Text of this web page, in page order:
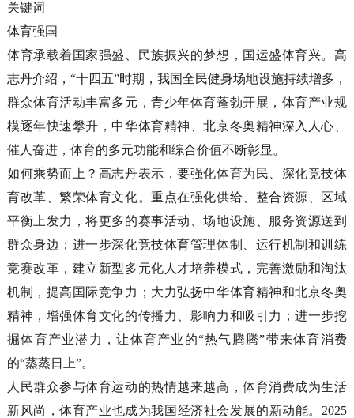
关键词
体育强国
体育承载着国家强盛、民族振兴的梦想，国运盛体育兴。高
志丹介绍，“十四五”时期，我国全民健身场地设施持续增多，
群众体育活动丰富多元，青少年体育蓬勃开展，体育产业规
模逐年快速攀升，中华体育精神、北京冬奥精神深入人心、
催人奋进，体育的多元功能和综合价值不断彰显。
如何乘势而上？高志丹表示，要强化体育为民、深化竞技体
育改革、繁荣体育文化。重点在强化供给、整合资源、区域
平衡上发力，将更多的赛事活动、场地设施、服务资源送到
群众身边；进一步深化竞技体育管理体制、运行机制和训练
竞赛改革，建立新型多元化人才培养模式，完善激励和淘汰
机制，提高国际竞争力；大力弘扬中华体育精神和北京冬奥
精神，增强体育文化的传播力、影响力和吸引力；进一步挖
掘体育产业潜力，让体育产业的“热气腾腾”带来体育消费
的“蒸蒸日上”。
人民群众参与体育运动的热情越来越高，体育消费成为生活
新风尚，体育产业也成为我国经济社会发展的新动能。2025